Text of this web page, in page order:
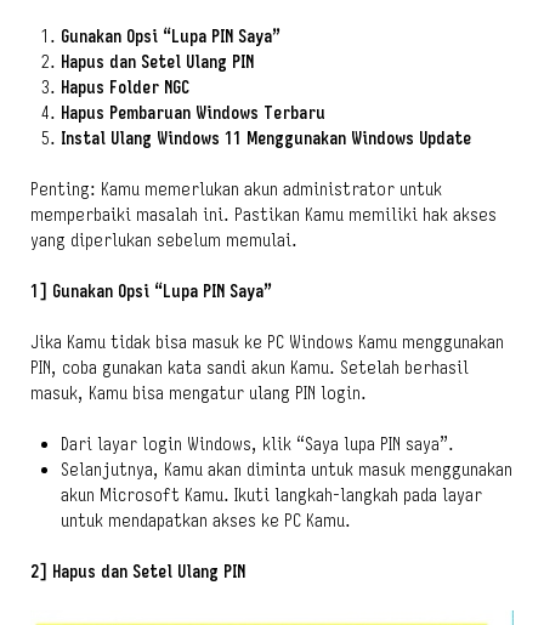
Gunakan Opsi “Lupa PIN Saya”
Hapus dan Setel Ulang PIN
Hapus Folder NGC
Hapus Pembaruan Windows Terbaru
Instal Ulang Windows 11 Menggunakan Windows Update
Penting: Kamu memerlukan akun administrator untuk
memperbaiki masalah ini. Pastikan Kamu memiliki hak akses
yang diperlukan sebelum memulai.
1] Gunakan Opsi “Lupa PIN Saya”
Jika Kamu tidak bisa masuk ke PC Windows Kamu menggunakan
PIN, coba gunakan kata sandi akun Kamu. Setelah berhasil
masuk, Kamu bisa mengatur ulang PIN login.
Dari layar login Windows, klik “Saya lupa PIN saya”.
Selanjutnya, Kamu akan diminta untuk masuk menggunakan
akun Microsoft Kamu. Ikuti langkah-langkah pada layar
untuk mendapatkan akses ke PC Kamu.
2] Hapus dan Setel Ulang PIN